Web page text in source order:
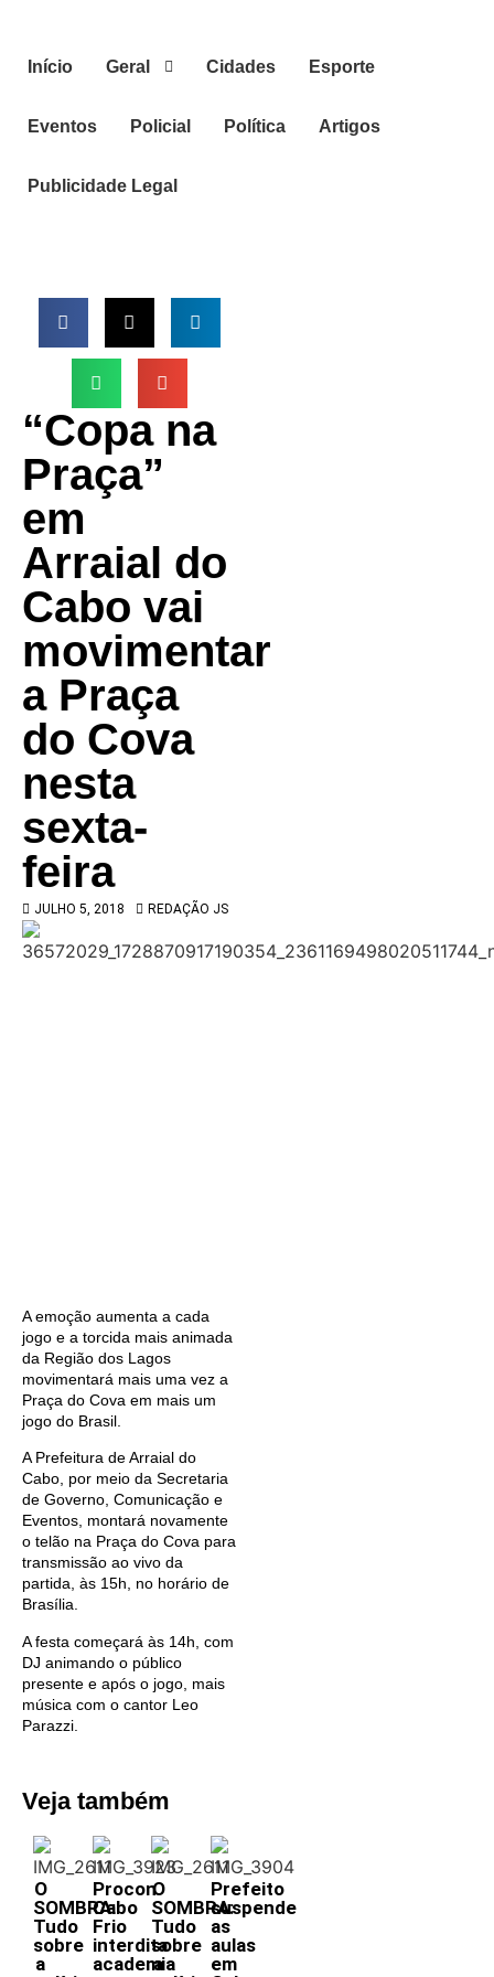
Início Geral Cidades Esporte
Eventos Policial Política Artigos
Publicidade Legal
“Copa na
Praça”
em
Arraial do
Cabo vai
movimentar
a Praça
do Cova
nesta
sexta-
feira
JULHO 5, 2018 REDAÇÃO JS
A emoção aumenta a cada
jogo e a torcida mais animada
da Região dos Lagos
movimentará mais uma vez a
Praça do Cova em mais um
jogo do Brasil.
A Prefeitura de Arraial do
Cabo, por meio da Secretaria
de Governo, Comunicação e
Eventos, montará novamente
o telão na Praça do Cova para
transmissão ao vivo da
partida, às 15h, no horário de
Brasília.
A festa começará às 14h, com
DJ animando o público
presente e após o jogo, mais
música com o cantor Leo
Parazzi.
Veja também
O
SOMBRA:
Tudo
sobre
a
Procon
Cabo
Frio
interdita
academia
O
SOMBRA:
Tudo
sobre
a
Prefeito
suspende
as
aulas
em